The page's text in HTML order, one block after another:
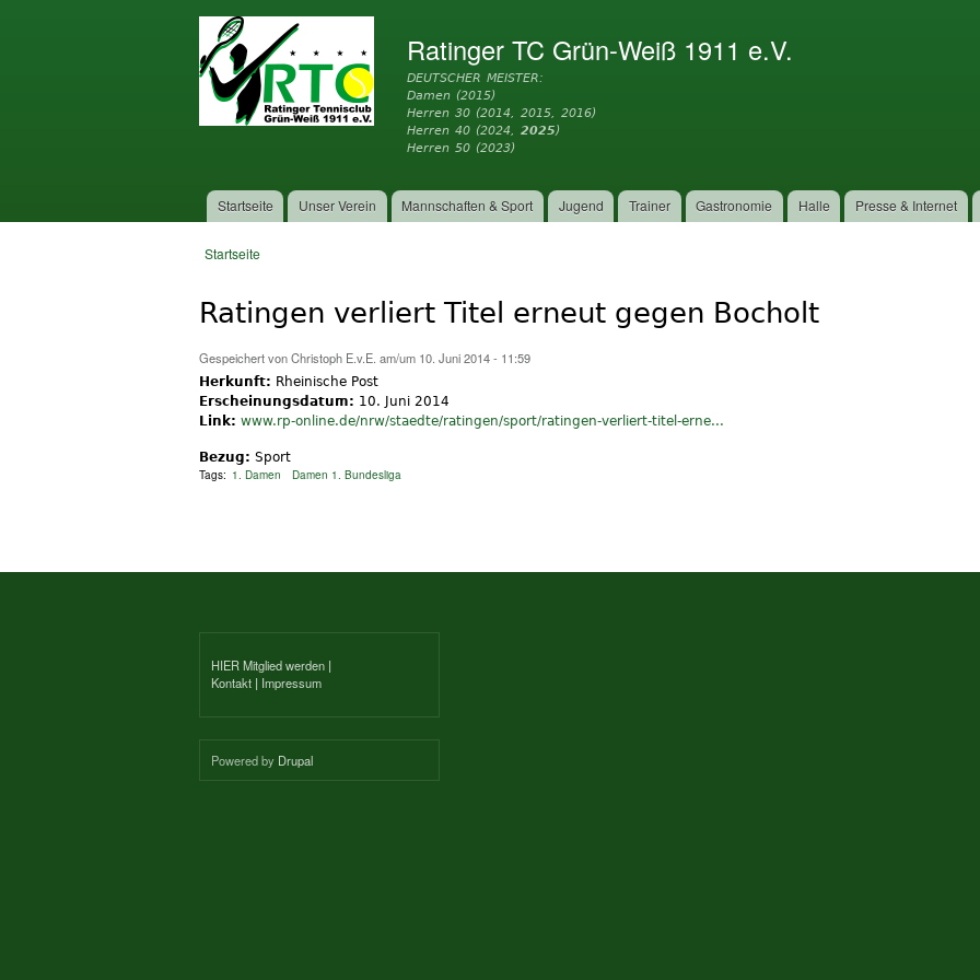
Inhalt
Ratinger TC Grün-Weiß 1911 e.V.
DEUTSCHER MEISTER:
Damen (2015)
Herren 30 (2014, 2015, 2016)
Herren 40 (2024,2025)
Herren 50 (2023)
Hauptmenü
Startseite Unser Verein Mannschaften & Sport Jugend Trainer Gastronomie Halle Presse & Internet
Startseite
Ratingen verliert Titel erneut gegen Bocholt
Gespeichert vonChristoph E.v.E. am/um 10. Juni 2014 - 11:59
Herkunft: Rheinische Post
Erscheinungsdatum: 10. Juni 2014
Link: www.rp-online.de/nrw/staedte/ratingen/sport/ratingen-verliert-titel-erne...
Bezug: Sport
Tags: 1. Damen Damen 1. Bundesliga
HIER Mitglied werden |
Kontakt | Impressum
Powered by Drupal